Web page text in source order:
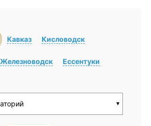
Кавказ Кисловодск
Железноводск Ессентуки